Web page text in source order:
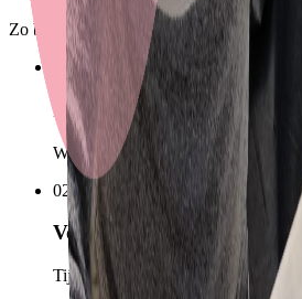
Zo bereiden we je voor, van je eerste
01
Intaketoets
We bepalen je startniveau, zodat je
02
Voortgangstoetsen
Tijdens je traject toetsen we